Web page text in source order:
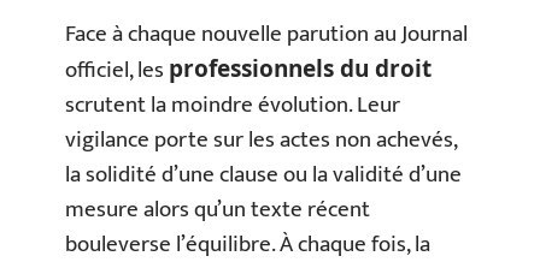
Face à chaque nouvelle parution au Journal
officiel, les professionnels du droit
scrutent la moindre évolution. Leur
vigilance porte sur les actes non achevés,
la solidité d’une clause ou la validité d’une
mesure alors qu’un texte récent
bouleverse l’équilibre. À chaque fois, la